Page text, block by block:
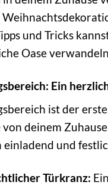
und Tricks
Oase
Ein
ist der
von deinem
einladend und
Türkranz: